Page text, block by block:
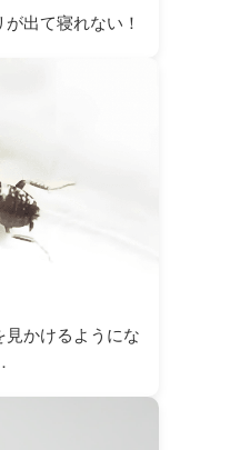
出て寝れない！
かけるようにな